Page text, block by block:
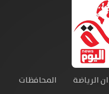
الرياضة
المحافظات